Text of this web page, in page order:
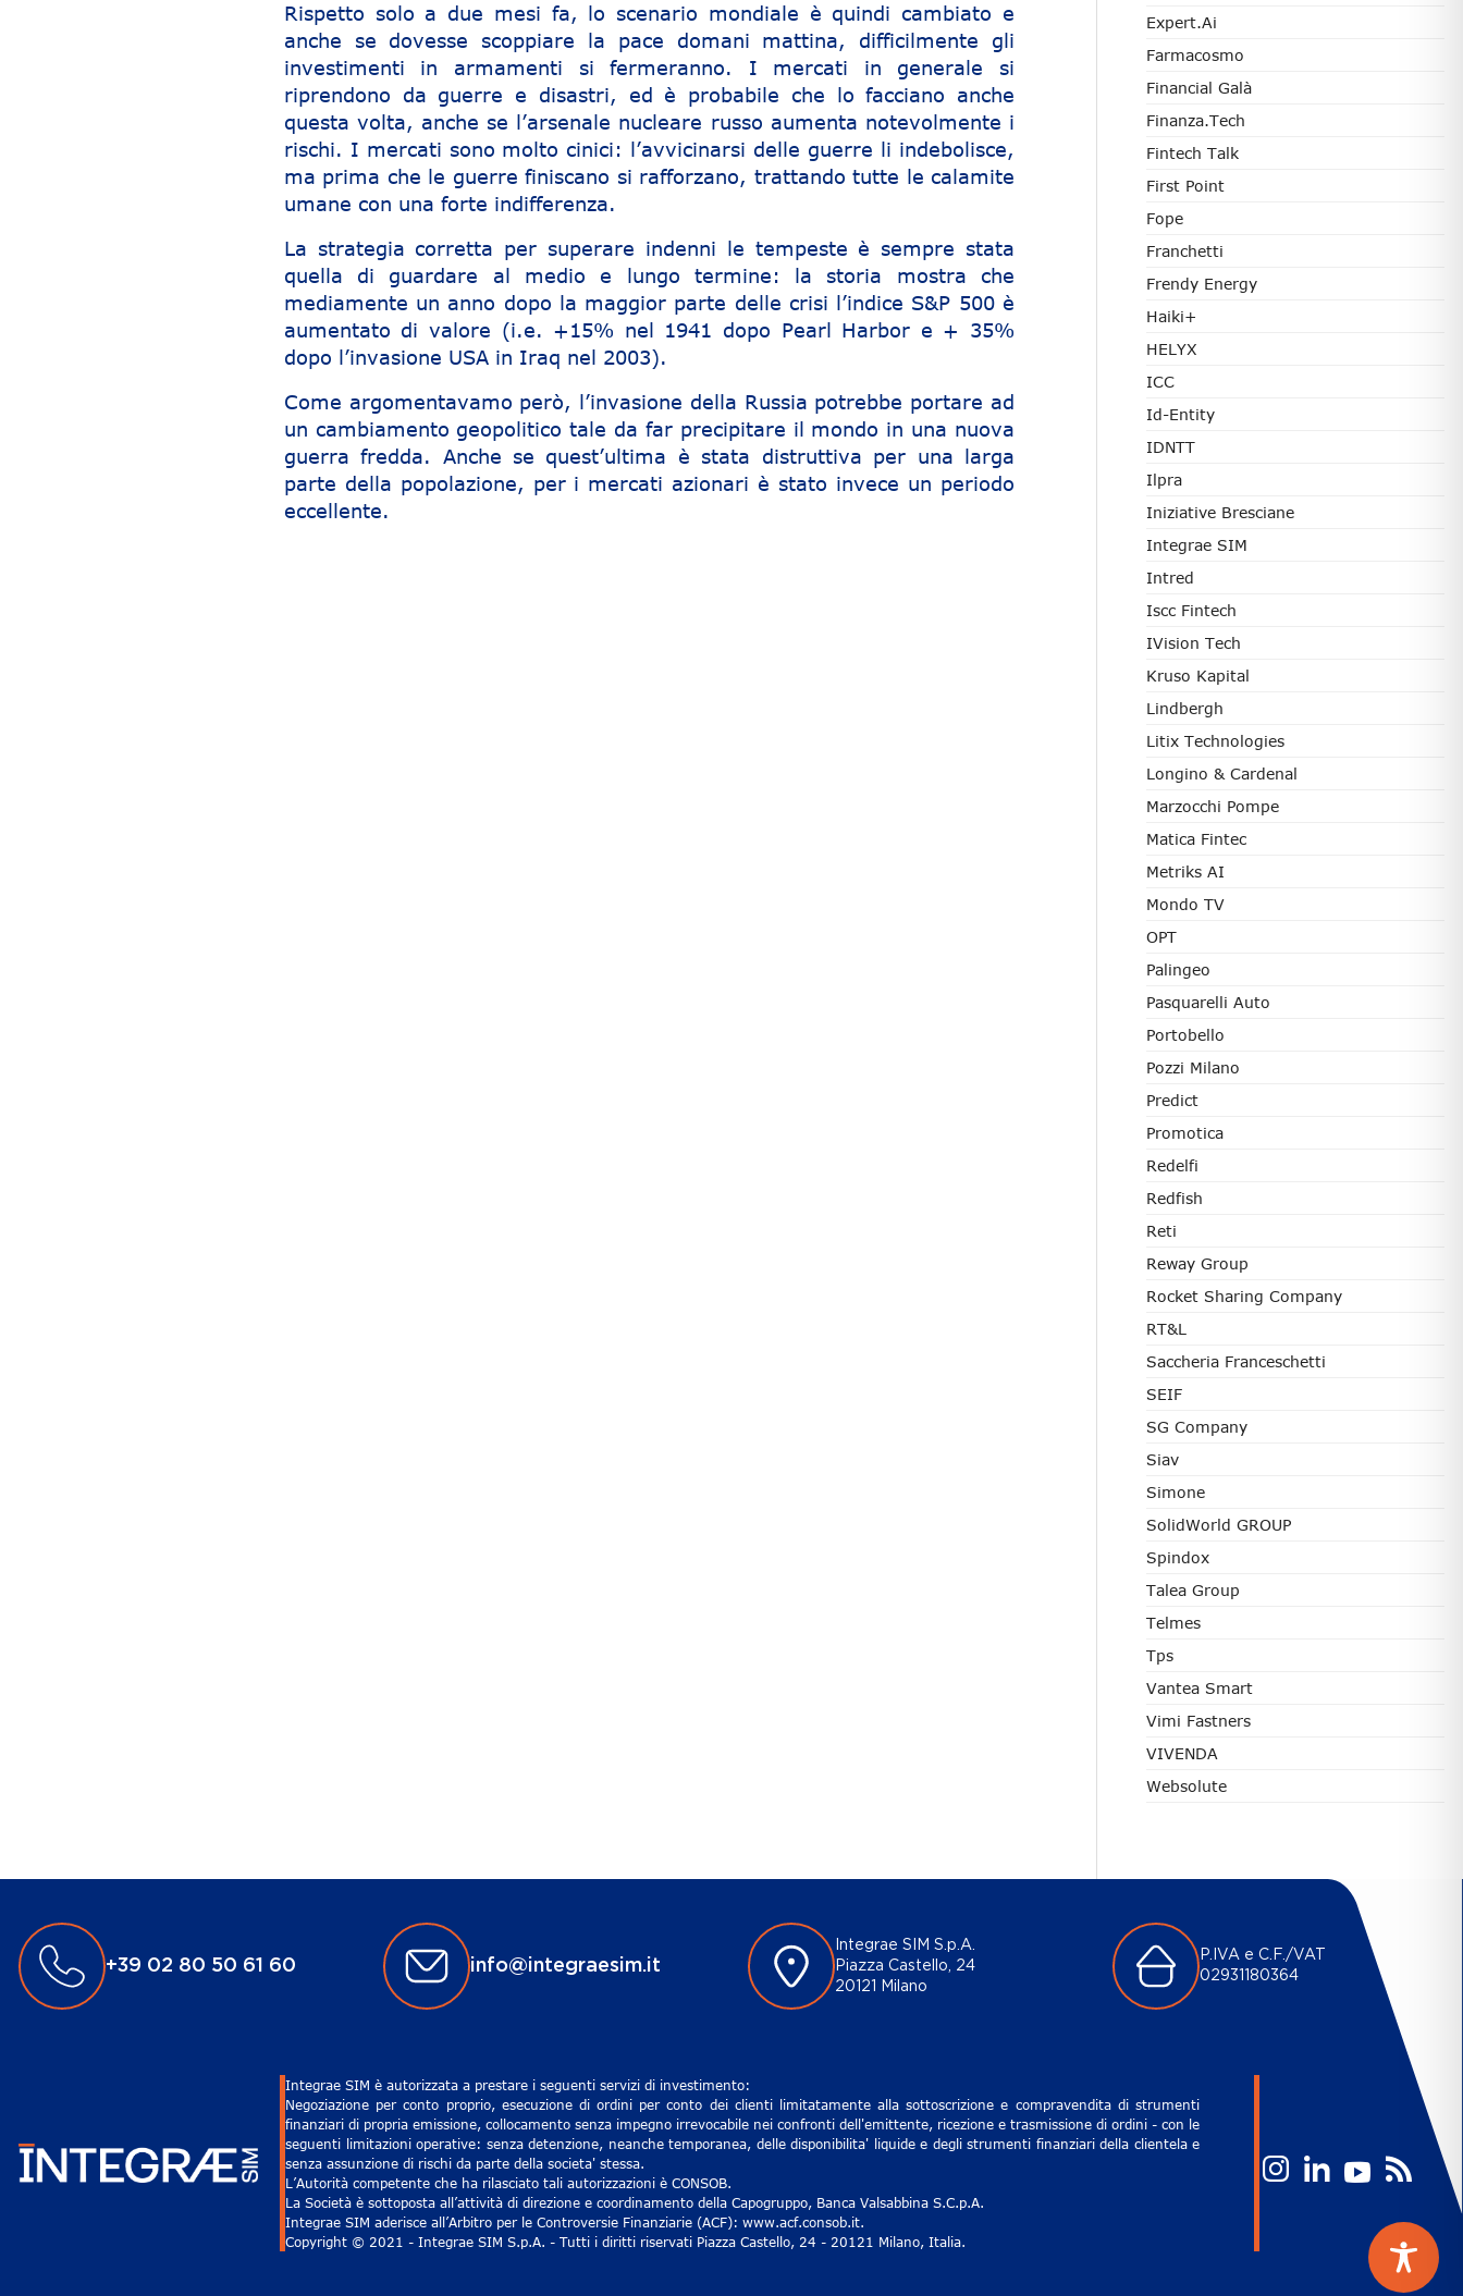
Rispetto solo a due mesi fa, lo scenario mondiale è quindi cambiato e
anche se dovesse scoppiare la pace domani mattina, difficilmente gli
investimenti in armamenti si fermeranno. I mercati in generale si
riprendono da guerre e disastri, ed è probabile che lo facciano anche
questa volta, anche se l’arsenale nucleare russo aumenta notevolmente i
rischi. I mercati sono molto cinici: l’avvicinarsi delle guerre li indebolisce,
ma prima che le guerre finiscano si rafforzano, trattando tutte le calamite
umane con una forte indifferenza.
La strategia corretta per superare indenni le tempeste è sempre stata
quella di guardare al medio e lungo termine: la storia mostra che
mediamente un anno dopo la maggior parte delle crisi l’indice S&P 500 è
aumentato di valore (i.e. +15% nel 1941 dopo Pearl Harbor e + 35%
dopo l’invasione USA in Iraq nel 2003).
Come argomentavamo però, l’invasione della Russia potrebbe portare ad
un cambiamento geopolitico tale da far precipitare il mondo in una nuova
guerra fredda. Anche se quest’ultima è stata distruttiva per una larga
parte della popolazione, per i mercati azionari è stato invece un periodo
eccellente.
Expert.ai
Farmacosmo
Financial Galà
Finanza.tech
Fintech Talk
First Point
Fope
Franchetti
Frendy Energy
Haiki+
HELYX
ICC
Id-Entity
IDNTT
Ilpra
Iniziative Bresciane
Integrae SIM
Intred
Iscc Fintech
IVision Tech
Kruso Kapital
Lindbergh
Litix Technologies
Longino & Cardenal
Marzocchi Pompe
Matica Fintec
Metriks AI
Mondo TV
OPT
Palingeo
Pasquarelli Auto
Portobello
Pozzi Milano
Predict
Promotica
Redelfi
Redfish
Reti
Reway Group
Rocket Sharing Company
RT&L
Saccheria Franceschetti
SEIF
SG Company
Siav
Simone
SolidWorld GROUP
Spindox
Talea Group
Telmes
Tps
Vantea Smart
Vimi Fastners
VIVENDA
Websolute
+39 02 80 50 61 60 info@integraesim.it
Integrae SIM S.p.A.
Piazza Castello, 24
20121 Milano
P.IVA e C.F./VAT
02931180364
Integrae SIM è autorizzata a prestare i seguenti servizi di investimento:
Negoziazione per conto proprio, esecuzione di ordini per conto dei clienti limitatamente alla sottoscrizione e compravendita di strumenti
finanziari di propria emissione, collocamento senza impegno irrevocabile nei confronti dell'emittente, ricezione e trasmissione di ordini - con le
seguenti limitazioni operative: senza detenzione, neanche temporanea, delle disponibilita' liquide e degli strumenti finanziari della clientela e
senza assunzione di rischi da parte della societa' stessa.
L’Autorità competente che ha rilasciato tali autorizzazioni è CONSOB.
La Società è sottoposta all’attività di direzione e coordinamento della Capogruppo, Banca Valsabbina S.C.p.A.
Integrae SIM aderisce all’Arbitro per le Controversie Finanziarie (ACF): www.acf.consob.it.
Copyright © 2021 - Integrae SIM S.p.A. - Tutti i diritti riservati Piazza Castello, 24 - 20121 Milano, Italia.